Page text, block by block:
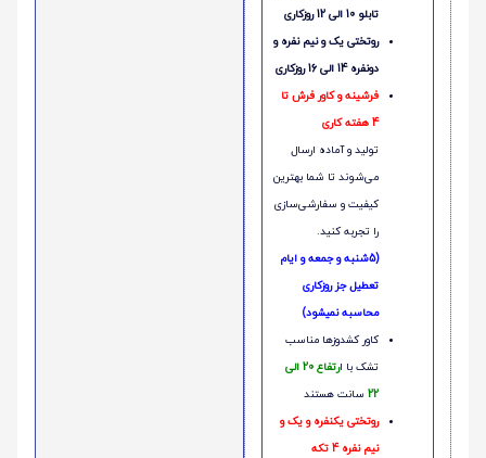
تابلو 10 الی 12 روزکاری
روتختی یک و نیم نفره و
دونفره 14 الی 16 روزکاری
فرشینه و کاور فرش تا
4 هفته کاری
تولید و آماده ارسال
می‌شوند تا شما بهترین
کیفیت و سفارشی‌سازی
را تجربه کنید.
(5شنبه و جمعه و ایام
تعطیل جز روزکاری
محاسبه نمیشود)
کاور کشدوزها مناسب
تشک با ا
رتفاع 20 الی
22 سانت هستند
روتختی یکنفره و یک و
نیم نفره 4 تکه